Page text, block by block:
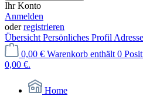
Ihr Konto
Anmelden
oderregistrieren
Übersicht Persönliches Profil
0,00 € Warenkorb enthält 0
0,00 €.
Home